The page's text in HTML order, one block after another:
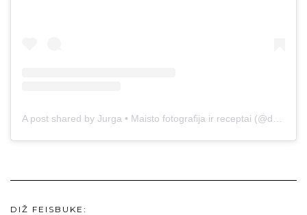
A post shared by Jurga • Maisto fotografija ir receptai (@duonos.ir.zaidimu)
DIŽ FEISBUKE: